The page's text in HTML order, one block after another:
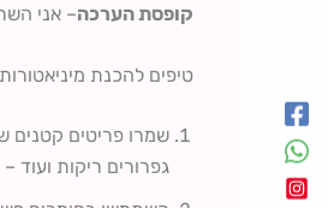
קופסת הערכה– אני
טיפים להכנת מיניאטורות DIY בבית
שמרו פריטים קטנים
גפרורים ריקות ועוד